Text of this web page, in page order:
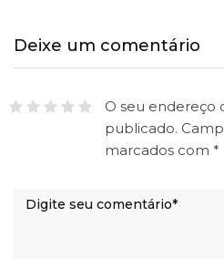
Deixe um comentário
O seu endereço
publicado.
marcados com *